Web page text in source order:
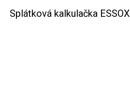
Splátková kalkulačka ESSOX